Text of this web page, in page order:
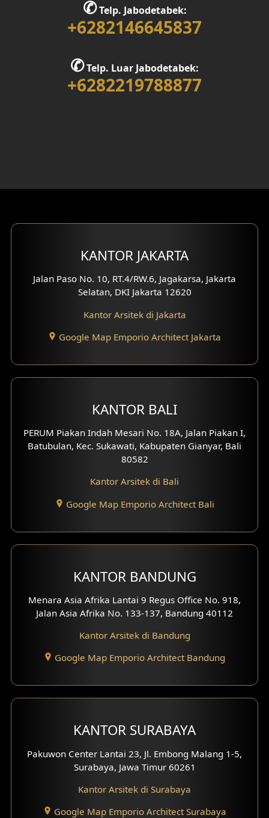
Desain Rumah 1 Lantai
Desain Rumah 3 Lantai
Desain Eksterior Villa
Desain Eksterior Ruko
Desain Eksterior Perumahan
Desain Ruko
Desain Hotel
Desain Kantor
Desain Paviliun
Desain Interior Klinik
Desain Interior Perumahan
Desain Interior Kantor
Desain Interior Hotel
Eksterior Tampak Hook
Eksterior dengan Pagar
Fasad Klinik
✆Telp. Jabodetabek:
+6282146645837
✆Telp. Luar Jabodetabek:
+6282219788877
KANTOR JAKARTA
Jalan Paso No. 10, RT.4/RW.6, Jagakarsa, Jakarta
Selatan, DKI Jakarta 12620
Kantor Arsitek di Jakarta
Google Map Emporio Architect Jakarta
KANTOR BALI
PERUM Piakan Indah Mesari No. 18A, Jalan Piakan I,
Batubulan, Kec. Sukawati, Kabupaten Gianyar, Bali
80582
Kantor Arsitek di Bali
Google Map Emporio Architect Bali
KANTOR BANDUNG
Menara Asia Afrika Lantai 9 Regus Office No. 918,
Jalan Asia Afrika No. 133-137, Bandung 40112
Kantor Arsitek di Bandung
Google Map Emporio Architect Bandung
KANTOR SURABAYA
Pakuwon Center Lantai 23, Jl. Embong Malang 1-5,
Surabaya, Jawa Timur 60261
Kantor Arsitek di Surabaya
Google Map Emporio Architect Surabaya